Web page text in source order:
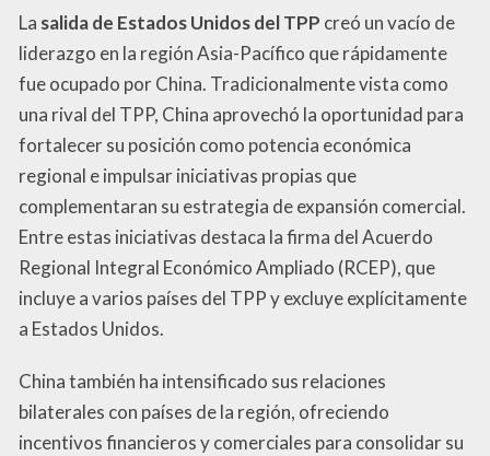
La salida de Estados Unidos del TPP creó un vacío de
liderazgo en la región Asia-Pacífico que rápidamente
fue ocupado por China. Tradicionalmente vista como
una rival del TPP, China aprovechó la oportunidad para
fortalecer su posición como potencia económica
regional e impulsar iniciativas propias que
complementaran su estrategia de expansión comercial.
Entre estas iniciativas destaca la firma del Acuerdo
Regional Integral Económico Ampliado (RCEP), que
incluye a varios países del TPP y excluye explícitamente
a Estados Unidos.
China también ha intensificado sus relaciones
bilaterales con países de la región, ofreciendo
incentivos financieros y comerciales para consolidar su